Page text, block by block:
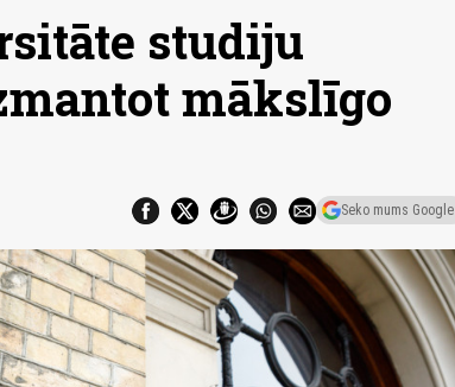
studiju
mākslīgo
Seko mums Google